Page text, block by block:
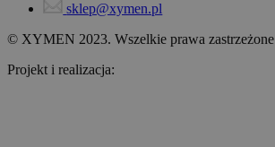
sklep@xymen.pl
© XYMEN 2023. Wszelkie prawa zastrzeżone
Projekt i realizacja: